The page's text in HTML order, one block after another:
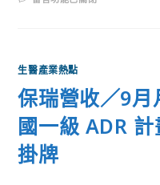
生醫產業熱點
保瑞營收／9
國一級 ADR
掛牌